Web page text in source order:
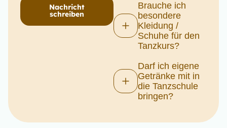
Nachricht
schreiben
Brauche ich
besondere
Kleidung /
Schuhe für den
Tanzkurs?
Darf ich eigene
Getränke mit in
die Tanzschule
bringen?